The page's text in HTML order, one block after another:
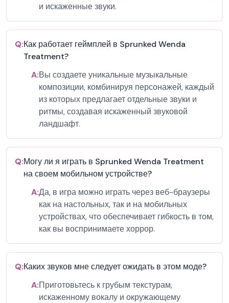
и искаженные звуки.
Q:Как работает геймплей в Sprunked Wenda
Treatment?
A:Вы создаете уникальные музыкальные
композиции, комбинируя персонажей, каждый
из которых предлагает отдельные звуки и
ритмы, создавая искаженный звуковой
ландшафт.
Q:Могу ли я играть в Sprunked Wenda Treatment
на своем мобильном устройстве?
A:Да, в игра можно играть через веб-браузеры
как на настольных, так и на мобильных
устройствах, что обеспечивает гибкость в том,
как вы воспринимаете хоррор.
Q:Каких звуков мне следует ожидать в этом моде?
A:Приготовьтесь к грубым текстурам,
искаженному вокалу и окружающему